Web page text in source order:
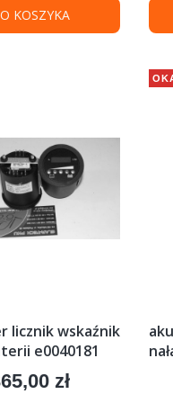
KOSZYKA
licznik wskaźnik
e0040181
zł